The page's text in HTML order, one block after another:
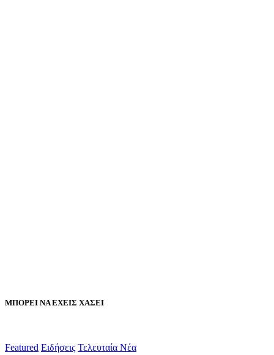
ΜΠΟΡΕΙ ΝΑ ΕΧΕΙΣ ΧΑΣΕΙ
Featured Ειδήσεις Τελευταία Νέα